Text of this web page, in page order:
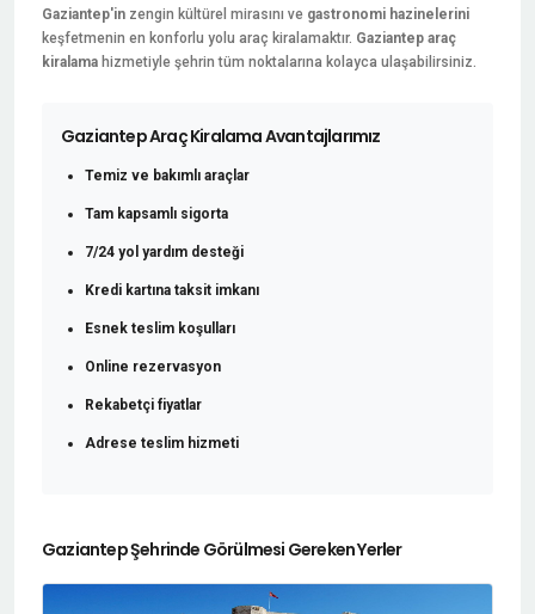
Gaziantep'in zengin kültürel mirasını ve gastronomi hazinelerini
keşfetmenin en konforlu yolu araç kiralamaktır. Gaziantep araç
kiralama hizmetiyle şehrin tüm noktalarına kolayca ulaşabilirsiniz.
Gaziantep Araç Kiralama Avantajlarımız
Temiz ve bakımlı araçlar
Tam kapsamlı sigorta
7/24 yol yardım desteği
Kredi kartına taksit imkanı
Esnek teslim koşulları
Online rezervasyon
Rekabetçi fiyatlar
Adrese teslim hizmeti
Gaziantep Şehrinde Görülmesi Gereken Yerler